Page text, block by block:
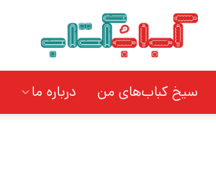
سیخ کباب‌های من درباره ما